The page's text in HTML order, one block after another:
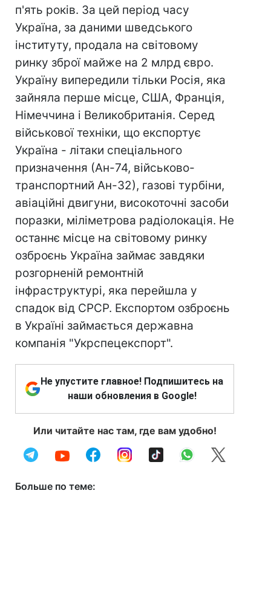
п'ять років. За цей період часу
Україна, за даними шведського
інституту, продала на світовому
ринку зброї майже на 2 млрд євро.
Україну випередили тільки Росія, яка
зайняла перше місце, США, Франція,
Німеччина і Великобританія. Серед
військової техніки, що експортує
Україна - літаки спеціального
призначення (Ан-74, військово-
транспортний Ан-32), газові турбіни,
авіаційні двигуни, високоточні засоби
поразки, міліметрова радіолокація. Не
останнє місце на світовому ринку
озброєнь Україна займає завдяки
розгорненій ремонтній
інфраструктурі, яка перейшла у
спадок від СРСР. Експортом озброєнь
в Україні займається державна
компанія "Укрспецекспорт".
Не упустите главное! Подпишитесь на
наши обновления в Google!
Или читайте нас там, где вам удобно!
Больше по теме: